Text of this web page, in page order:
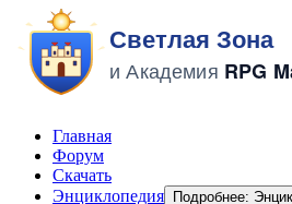
Главная
Форум
Скачать
Энциклопедия
Подробнее: